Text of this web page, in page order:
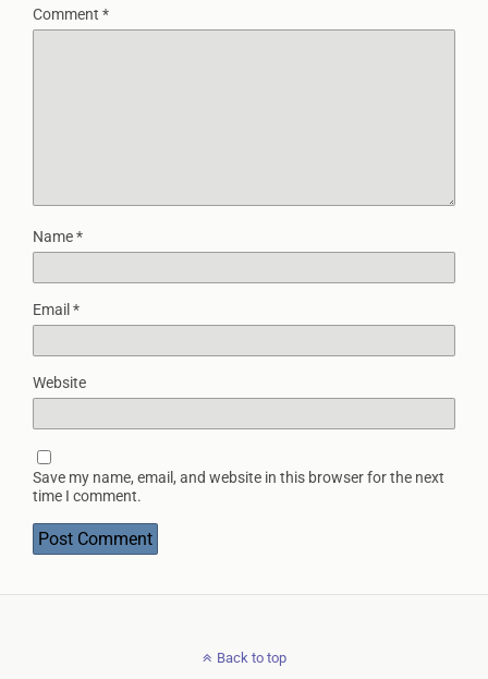
Comment *
Name*
Email *
Website
Save my name, email, and website in this browser for the next
time I comment.
Back to top